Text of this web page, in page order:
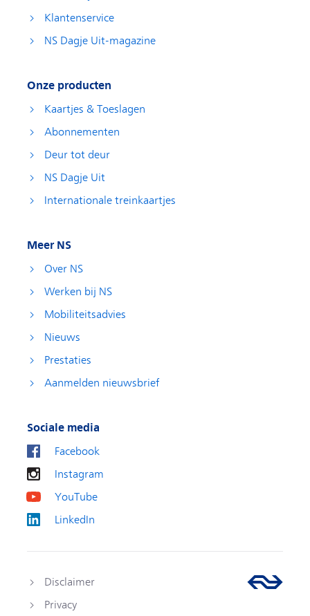
Klantenservice
NS Dagje Uit-magazine
Onze producten
Kaartjes & Toeslagen
Abonnementen
Deur tot deur
NS Dagje Uit
Internationale treinkaartjes
Meer NS
Over NS
Werken bij NS
Mobiliteitsadvies
Nieuws
Prestaties
Aanmelden nieuwsbrief
Sociale media
Facebook
Instagram
YouTube
LinkedIn
Disclaimer
Privacy